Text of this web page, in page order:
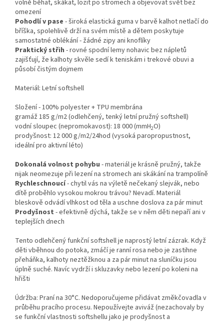
volně běhat, skákat, lozit po stromech a objevovat svět bez
omezení
Pohodlí v pase - široká elastická guma v barvě kalhot netlačí do
bříška, spolehlivě drží na svém místě a dětem poskytuje
samostatné oblékání - žádné zipy ani knoflíky
Praktický střih - rovné spodní lemy nohavic bez nápletů
zajišťují, že kalhoty skvěle sedí k teniskám i trekové obuvi a
působí čistým dojmem
Materiál: Letní softshell
Složení - 100% polyester + TPU membrána
gramáž 185 g/m2 (odlehčený, tenký letní pružný softshell)
vodní sloupec (nepromokavost): 18 000 (mmH2O)
prodyšnost: 12 000 g/m2/24hod (vysoká paropropustnost,
ideální pro aktivní léto)
Dokonalá volnost pohybu - materiál je krásně pružný, takže
nijak neomezuje při lezení na stromech ani skákání na trampolíně
Rychleschnoucí- chytil vás na výletě nečekaný slejvák, nebo
dítě proběhlo vysokou mokrou trávou? Nevadí. Materiál
bleskově odvádí vlhkost od těla a uschne doslova za pár minut
Prodyšnost - efektivně dýchá, takže se v něm děti nepaří ani v
teplejších dnech
Tento odlehčený funkční softshell je naprostý letní zázrak. Když
děti vběhnou do potoka, zmáčí je ranní rosa nebo je zastihne
přeháňka, kalhoty neztěžknou a za pár minut na sluníčku jsou
úplně suché. Navíc vydrží i skluzavky nebo lezení po koleni na
hřišti
Údržba: Praní na 30°C. Nedoporučujeme přidávat změkčovadla v
průběhu pracího procesu. Nepoužívejte aviváž (nezachovaly by
se funkční vlastnosti softshellu jako je prodyšnost a